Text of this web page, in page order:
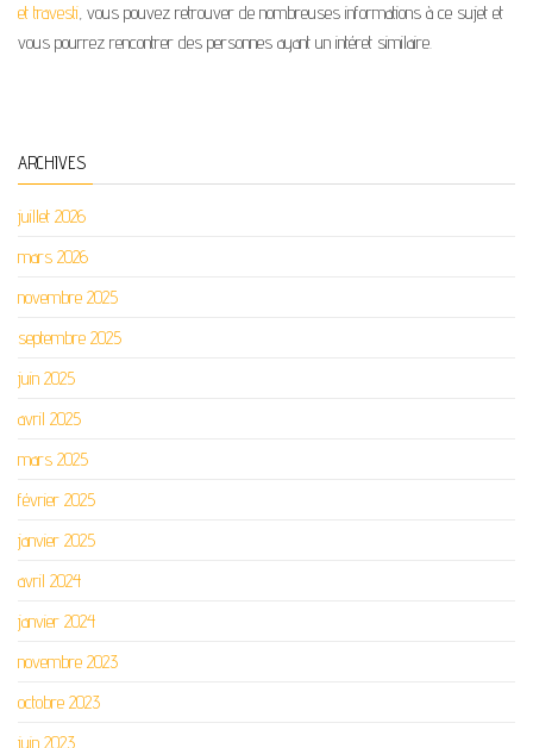
et travesti, vous pouvez retrouver de nombreuses informations à ce sujet et
vous pourrez rencontrer des personnes ayant un intéret similaire.
ARCHIVES
juillet 2026
mars 2026
novembre 2025
septembre 2025
juin 2025
avril 2025
mars 2025
février 2025
janvier 2025
avril 2024
janvier 2024
novembre 2023
octobre 2023
juin 2023